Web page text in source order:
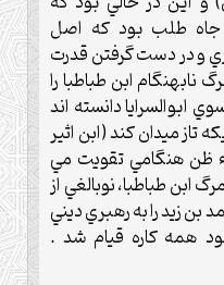
جاه طلب بود که اصل
و در دست گرفتن قدرت
ابن طباطبا را
ابوالسرايا دانسته اند
تاز ميدان کند (ابن اثير
اين سوء ظن هنگامي تقويت مي
ابن طباطبا، نوبالغي از
بن زيد را به رهبري ديني
همه کاره قيام شد .